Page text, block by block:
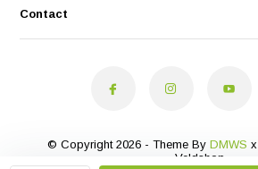
Contact
© Copyright 2026 - Theme By DMWS x
Veldshop